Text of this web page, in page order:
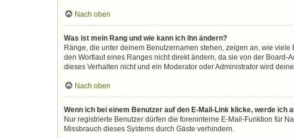
Nach oben
Was ist mein Rang und wie kann ich ihn ändern?
Ränge, die unter deinem Benutzernamen stehen, zeigen an, wie
den Wortlaut eines Ranges nicht direkt ändern, da sie von der
dieses Verhalten nicht und ein Moderator oder Administrator wird
Nach oben
Wenn ich bei einem Benutzer auf den E-Mail-Link klicke, werde ich
Nur registrierte Benutzer dürfen die foreninterne E-Mail-Funktion für
Missbrauch dieses Systems durch Gäste verhindern.